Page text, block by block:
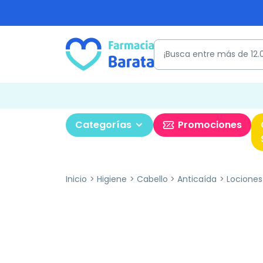
Categorías Promociones
Inicio Higiene Cabello Anticaída